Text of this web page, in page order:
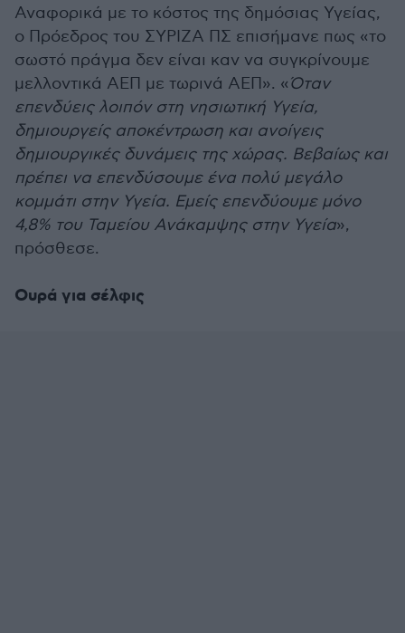
Αναφορικά με το κόστος της δημόσιας Υγείας,
ο Πρόεδρος του ΣΥΡΙΖΑ ΠΣ επισήμανε πως «το
σωστό πράγμα δεν είναι καν να συγκρίνουμε
μελλοντικά ΑΕΠ με τωρινά ΑΕΠ». «Όταν
επενδύεις λοιπόν στη νησιωτική Υγεία,
δημιουργείς αποκέντρωση και ανοίγεις
δημιουργικές δυνάμεις της χώρας. Βεβαίως και
πρέπει να επενδύσουμε ένα πολύ μεγάλο
κομμάτι στην Υγεία. Εμείς επενδύουμε μόνο
4,8% του Ταμείου Ανάκαμψης στην Υγεία»,
πρόσθεσε.
Ουρά για σέλφις